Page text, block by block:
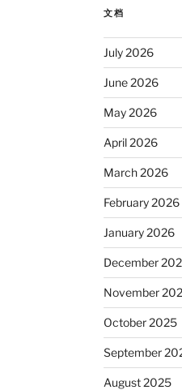
文档
July 2026
June 2026
May 2026
April 2026
March 2026
February 2026
January 2026
December
November
October 2025
September
August 2025